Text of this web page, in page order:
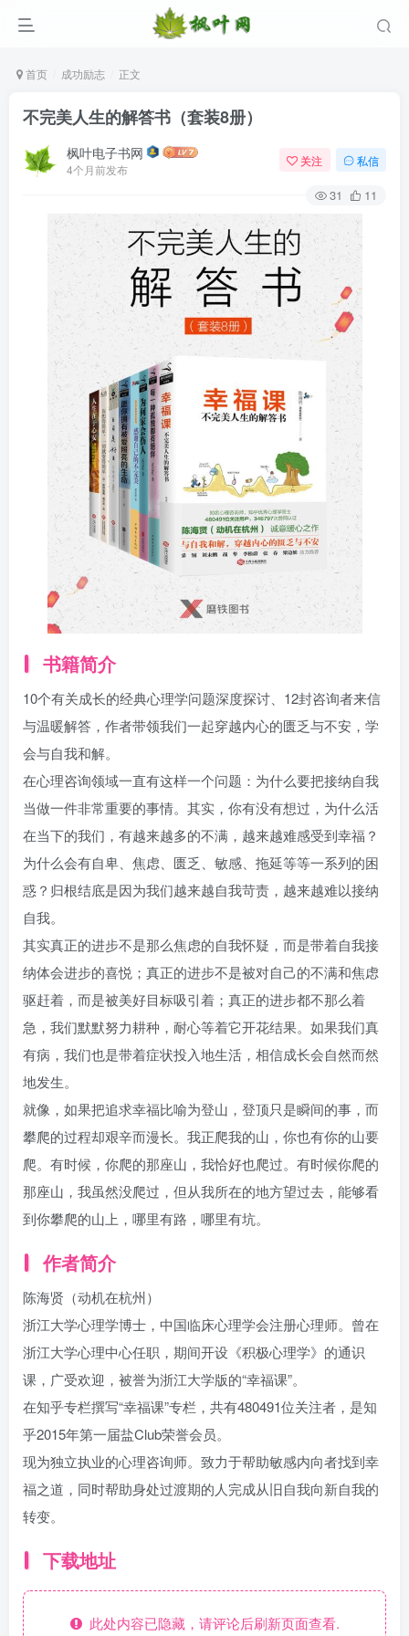
首页 成功励志 正文
不完美人生的解答书（套装8册）
枫叶电子书网
4个月前发布
关注 私信
31 11
书籍简介
10个有关成长的经典心理学问题深度探讨、12封咨询者来信
与温暖解答，作者带领我们一起穿越内心的匮乏与不安，学
会与自我和解。
在心理咨询领域一直有这样一个问题：为什么要把接纳自我
当做一件非常重要的事情。其实，你有没有想过，为什么活
在当下的我们，有越来越多的不满，越来越难感受到幸福？
为什么会有自卑、焦虑、匮乏、敏感、拖延等等一系列的困
惑？归根结底是因为我们越来越自我苛责，越来越难以接纳
自我。
其实真正的进步不是那么焦虑的自我怀疑，而是带着自我接
纳体会进步的喜悦；真正的进步不是被对自己的不满和焦虑
驱赶着，而是被美好目标吸引着；真正的进步都不那么着
急，我们默默努力耕种，耐心等着它开花结果。如果我们真
有病，我们也是带着症状投入地生活，相信成长会自然而然
地发生。
就像，如果把追求幸福比喻为登山，登顶只是瞬间的事，而
攀爬的过程却艰辛而漫长。我正爬我的山，你也有你的山要
爬。有时候，你爬的那座山，我恰好也爬过。有时候你爬的
那座山，我虽然没爬过，但从我所在的地方望过去，能够看
到你攀爬的山上，哪里有路，哪里有坑。
作者简介
陈海贤（动机在杭州）
浙江大学心理学博士，中国临床心理学会注册心理师。曾在
浙江大学心理中心任职，期间开设《积极心理学》的通识
课，广受欢迎，被誉为浙江大学版的“幸福课”。
在知乎专栏撰写“幸福课”专栏，共有480491位关注者，是知
乎2015年第一届盐Club荣誉会员。
现为独立执业的心理咨询师。致力于帮助敏感内向者找到幸
福之道，同时帮助身处过渡期的人完成从旧自我向新自我的
转变。
下载地址
此处内容已隐藏，请评论后刷新页面查看.
登录
没有账号？立即注册
用户名/手机号/邮箱
登录密码
记住登录 找回密码|免密登录
登录
社交账号登录